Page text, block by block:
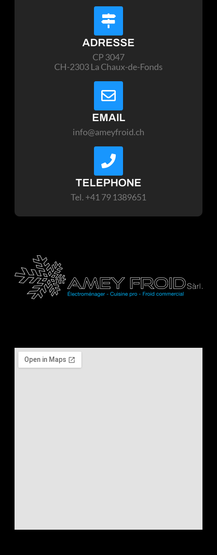
ADRESSE
CP 3047
CH-2303 La Chaux-de-Fonds
EMAIL
info@ameyfroid.ch
TELEPHONE
Tel. +41 79 1389651